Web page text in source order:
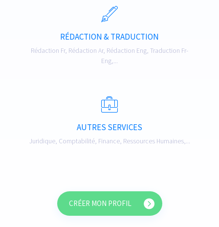
RÉDACTION & TRADUCTION
Rédaction Fr, Rédaction Ar, Rédaction Eng, Traduction Fr-
Eng,...
AUTRES SERVICES
Juridique, Comptabilité, Finance, Ressources Humaines,...
CRÉER MON PROFIL